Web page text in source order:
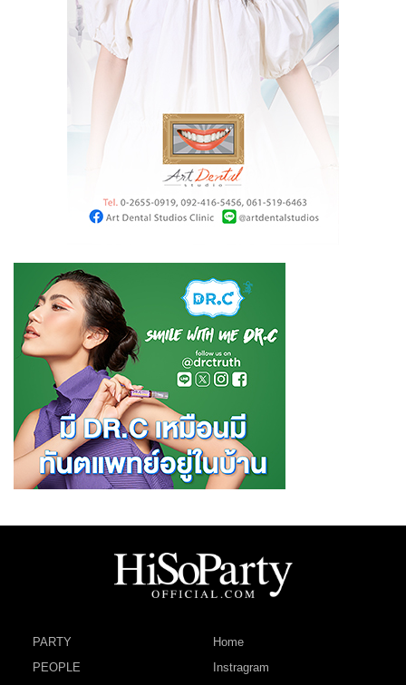
PARTY
PEOPLE
Home
Instragram